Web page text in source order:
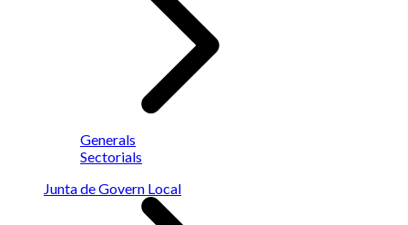
Generals
Sectorials
Junta de Govern Local